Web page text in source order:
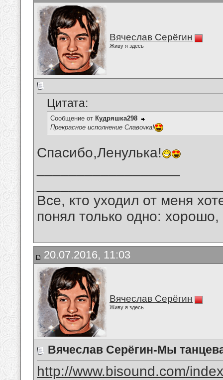
Вячеслав Серёгин
Живу я здесь
Цитата:
Сообщение от Кудряшка298
Прекрасное исполнение Славочка!
Спасибо,Ленулька!
Все, кто уходил от меня
понял только одно:
20.07.2016, 11:03
Вячеслав Серёгин
Живу я здесь
Вячеслав Серёгин-Мы
http://www.bisound.com/